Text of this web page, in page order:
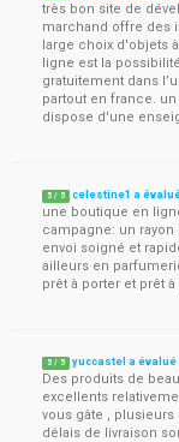
très bon site de
marchand offre des
large choix d'objets
ligne est la
gratuitement dans
partout en france.
dispose d'une
5 / 5 celestine1 a
une boutique en
campagne: un rayon
envoi soigné et
ailleurs en
prêt à porter et prêt
5 / 5 yuccastel a évalué
Des produits de
excellents
vous gâte ,
délais de livraison